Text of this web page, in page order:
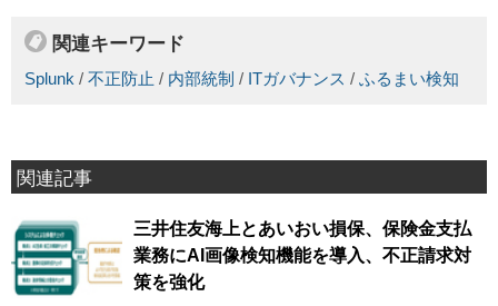
関連キーワード
Splunk / 不正防止 / 内部統制 / ITガバナンス / ふるまい検知
関連記事
三井住友海上とあいおい損保、保険金支払
業務にAI画像検知機能を導入、不正請求対
策を強化